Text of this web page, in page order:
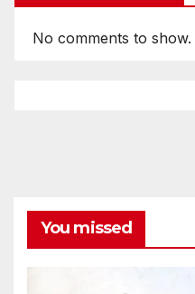
No comments to show.
You missed